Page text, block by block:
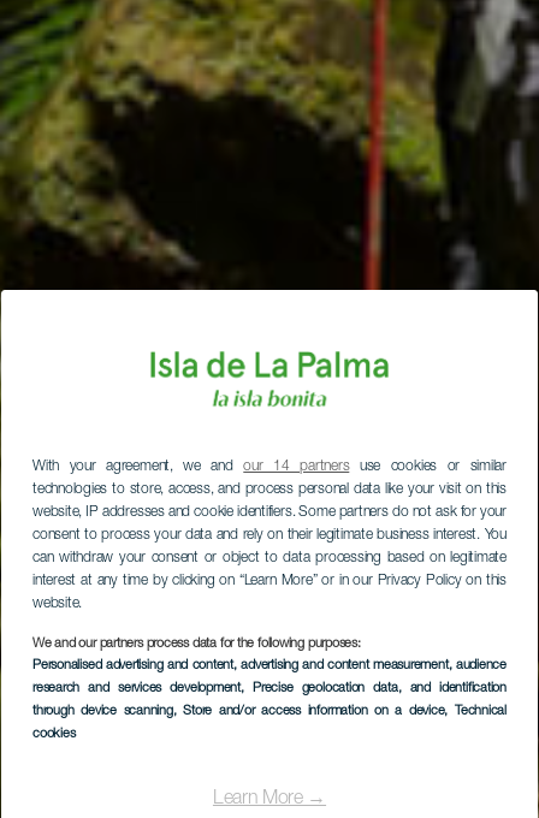
With your agreement, we andour 14 partnersuse cookies or similar
technologies to store, access, and process personal data like your visit on this
website, IP addresses and cookie identifiers. Some partners do not ask for your
consent to process your data and rely on their legitimate business interest. You
can withdraw your consent or object to data processing based on legitimate
interest at any time by clicking on “Learn More” or in our Privacy Policy on this
website.
We and our partners process data for the following purposes:
Personalised advertising and content, advertising and content measurement, audience
research and services development, Precise geolocation data, and identification
through device scanning, Store and/or access information on a device, Technical
cookies
Learn More →
Het bos van Los Tilos